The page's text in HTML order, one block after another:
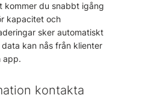
kommer du snabbt igång
kapacitet och
sker automatiskt
kan nås från klienter
app.
kontakta